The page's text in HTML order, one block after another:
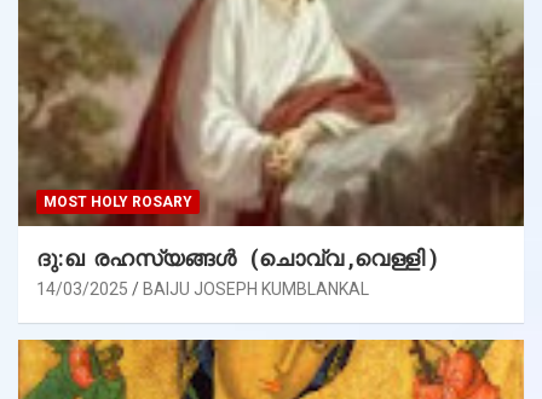
MOST HOLY ROSARY
ദു:ഖ രഹസ്യങ്ങൾ (ചൊവ്വ ,വെള്ളി )
14/03/2025 BAIJU JOSEPH KUMBLANKAL